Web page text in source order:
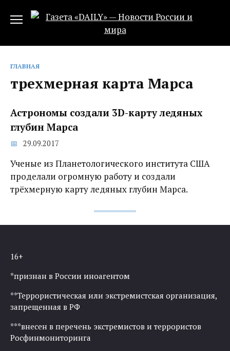
ГЛАВНАЯ
трехмерная карта Марса
Астрономы создали 3D-карту ледяных
глубин Марса
29.09.2017
Ученые из Планетологического института США
проделали огромную работу и создали
трёхмерную карту ледяных глубин Марса.
16+
*признан в России иноагентом
**Террористическая или экстремистская организация,
запрещенная в РФ
***внесен в перечень экстремистов и террористов
Росфинмониторинга